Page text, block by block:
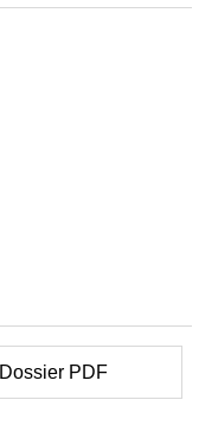
Dossier PDF